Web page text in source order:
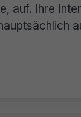
auf. Ihre